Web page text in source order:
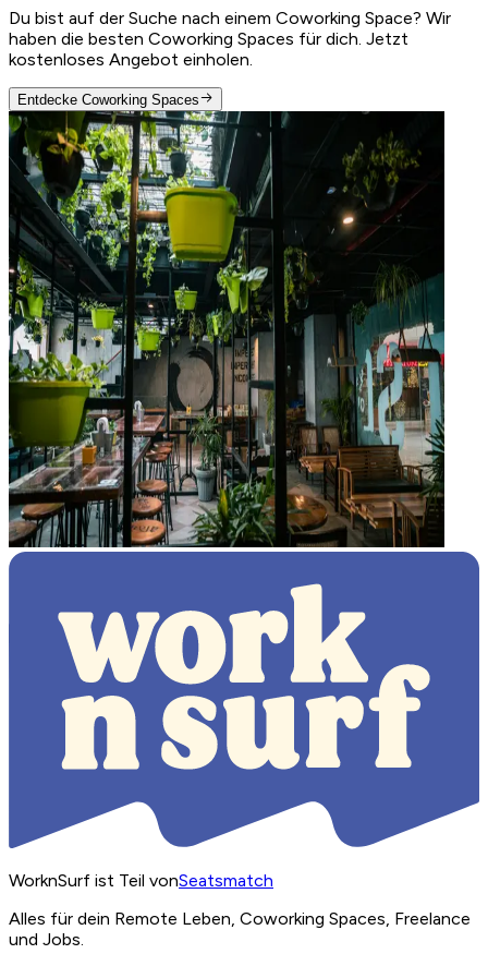
Du bist auf der Suche nach einem Coworking Space? Wir
haben die besten Coworking Spaces für dich. Jetzt
kostenloses Angebot einholen.
Entdecke Coworking Spaces
WorknSurf ist Teil vonSeatsmatch
Alles für dein Remote Leben, Coworking Spaces, Freelance
und Jobs.